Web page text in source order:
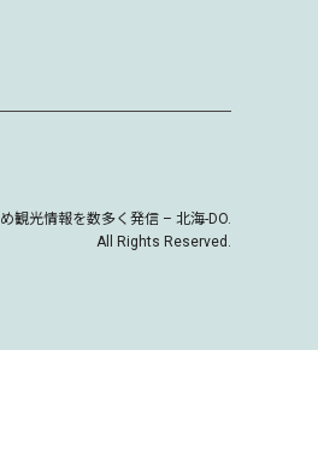
観光情報を数多く発信 – 北海-DO.
All Rights Reserved.